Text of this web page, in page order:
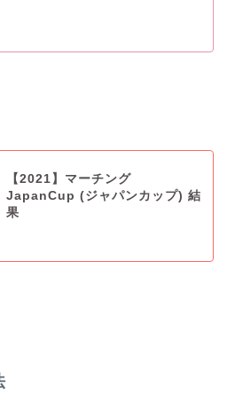
【2021】マーチング
JapanCup (ジャパンカップ) 結
果